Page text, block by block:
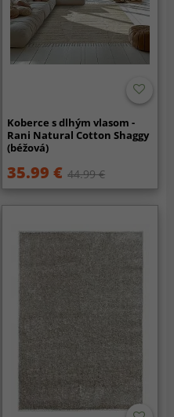
Koberce s dlhým vlasom -
Rani Natural Cotton Shaggy
(béžová)
35.99 € 44.99 €